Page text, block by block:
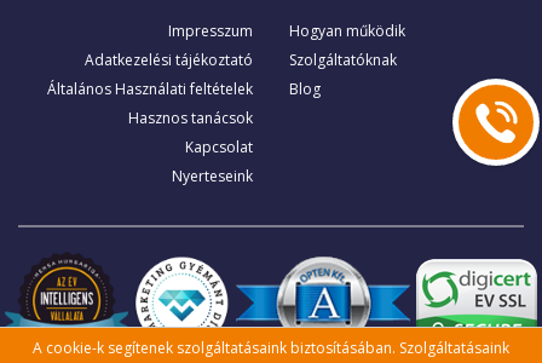
Impresszum
Adatkezelési tájékoztató
Általános Használati feltételek
Hasznos tanácsok
Kapcsolat
Nyerteseink
Hogyan működik
Szolgáltatóknak
Blog
A cookie-k segítenek szolgáltatásaink biztosításában. Szolgáltatásaink